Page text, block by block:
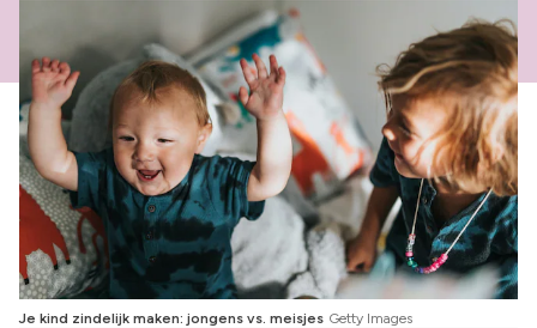
Je kind zindelijk maken: jongens vs. meisjes Getty Images